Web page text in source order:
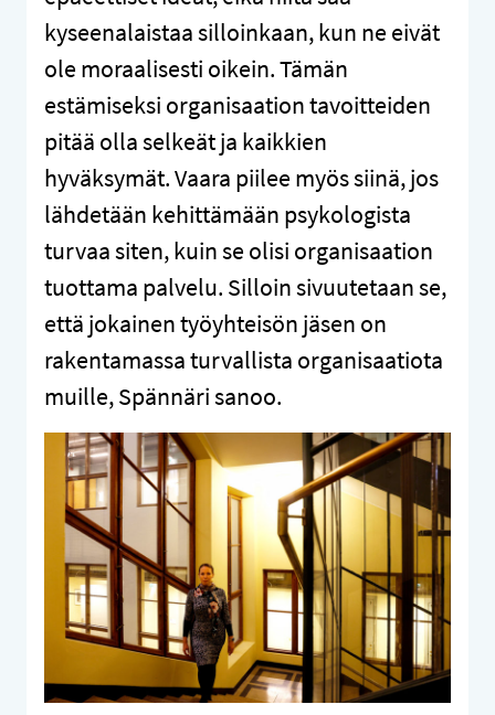
kyseenalaistaa silloinkaan, kun ne eivät
ole moraalisesti oikein. Tämän
estämiseksi organisaation tavoitteiden
pitää olla selkeät ja kaikkien
hyväksymät. Vaara piilee myös siinä, jos
lähdetään kehittämään psykologista
turvaa siten, kuin se olisi organisaation
tuottama palvelu. Silloin sivuutetaan se,
että jokainen työyhteisön jäsen on
rakentamassa turvallista organisaatiota
muille, Spännäri sanoo.